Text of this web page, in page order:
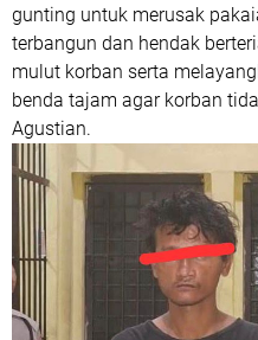
gunting untuk merusak
terbangun dan hendak
mulut korban serta
benda tajam agar korban
Agustian.